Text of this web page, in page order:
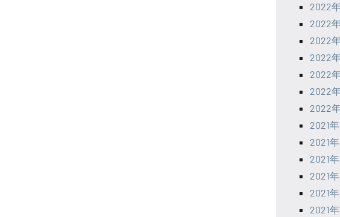
2022
2022
2022
2022
2022
2022
2022
2021
2021年
2021
2021
2021
2021